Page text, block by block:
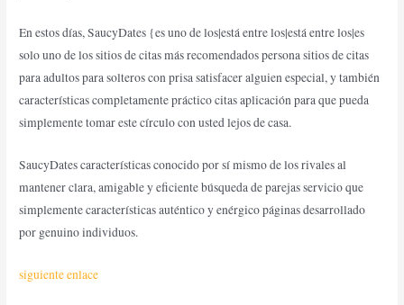
En estos días, SaucyDates {es uno de los|está entre los|está entre los|es
solo uno de los sitios de citas más recomendados persona sitios de citas
para adultos para solteros con prisa satisfacer alguien especial, y también
características completamente práctico citas aplicación para que pueda
simplemente tomar este círculo con usted lejos de casa.
SaucyDates características conocido por sí mismo de los rivales al
mantener clara, amigable y eficiente búsqueda de parejas servicio que
simplemente características auténtico y enérgico páginas desarrollado
por genuino individuos.
siguiente enlace